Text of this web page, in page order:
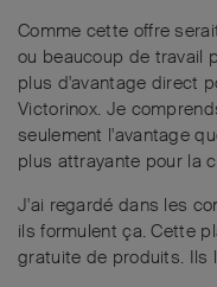
Comme cette offre
ou beaucoup de travail
plus d'avantage direct
Victorinox. Je
seulement l'avantage
plus attrayante pour la
J'ai regardé dans les
ils formulent ça. Cette
gratuite de produits. Ils